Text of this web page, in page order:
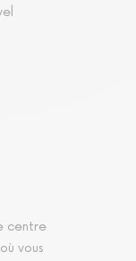
centre
vous